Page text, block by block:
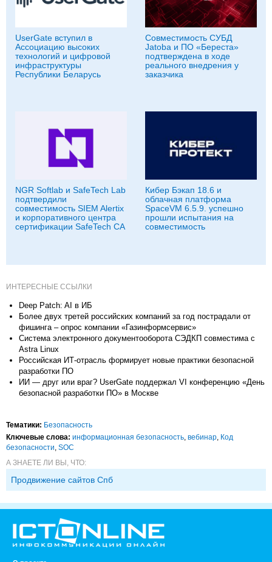
UserGate вступил в
Ассоциацию высоких
технологий и цифровой
инфраструктуры
Республики Беларусь
Совместимость СУБД
Jatoba и ПО «Береста»
подтверждена в ходе
реального внедрения у
заказчика
NGR Softlab и SafeTech Lab
подтвердили
совместимость SIEM Alertix
и корпоративного центра
сертификации SafeTech CA
Кибер Бэкап 18.6 и
облачная платформа
SpaceVM 6.5.9. успешно
прошли испытания на
совместимость
ИНТЕРЕСНЫЕ ССЫЛКИ
Deep Patch: AI в ИБ
Более двух третей российских компаний за год пострадали от
фишинга – опрос компании «Газинформсервис»
Система электронного документооборота СЭДКП совместима с
Astra Linux
Российская ИТ-отрасль формирует новые практики безопасной
разработки ПО
ИИ — друг или враг? UserGate поддержал VI конференцию «День
безопасной разработки ПО» в Москве
Тематики: Безопасность
Ключевые слова: информационная безопасность вебинар Код
безопасности SOC
А ЗНАЕТЕ ЛИ ВЫ, ЧТО:
Продвижение сайтов Спб